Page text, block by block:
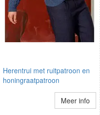
Herentrui met ruitpatroon en
honingraatpatroon
Meer info